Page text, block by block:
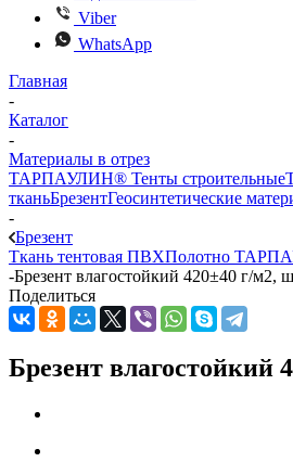
Viber
WhatsApp
Главная
-
Каталог
-
Материалы в отрез
ТАРПАУЛИН® Тенты строительные
тканьБрезентГеосинтетические
-
Брезент
Ткань тентовая ПВХПолотно
-Брезент влагостойкий 420±40 г/м2,
Поделиться
Брезент влагостойкий